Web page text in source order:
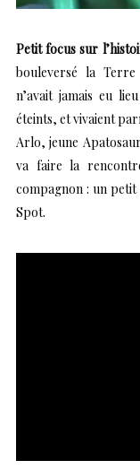
Petit focus sur
bouleversé la
n’avait jamais eu
éteints, et vivaient
Arlo, jeune
va faire la
compagnon : un
Spot.